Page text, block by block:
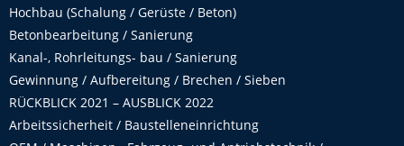
Hochbau (Schalung / Gerüste / Beton)
Betonbearbeitung / Sanierung
Kanal-, Rohrleitungs- bau / Sanierung
Gewinnung / Aufbereitung / Brechen / Sieben
RÜCKBLICK 2021 – AUSBLICK 2022
Arbeitssicherheit / Baustelleneinrichtung